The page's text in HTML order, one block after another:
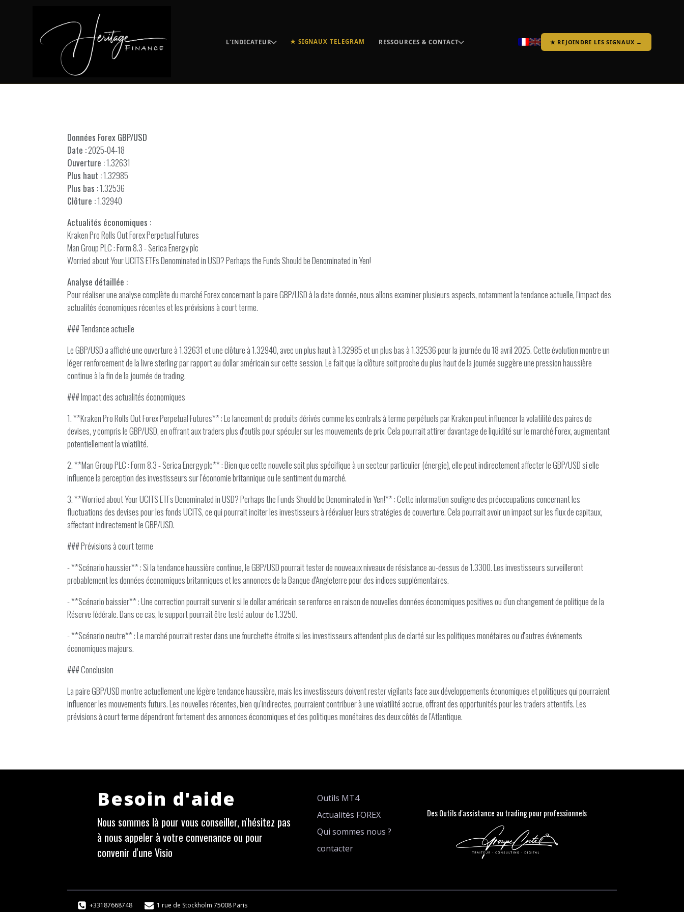
L'INDICATEUR ★ SIGNAUX TELEGRAM RESSOURCES & CONTACT ★ REJOINDRE LES SIGNAUX →
Données Forex GBP/USD
Date :2025-04-18
Ouverture :1.32631
Plus haut :1.32985
Plus bas :1.32536
Clôture :1.32940
Actualités économiques :
Kraken Pro Rolls Out Forex Perpetual Futures
Man Group PLC : Form 8.3 - Serica Energy plc
Worried about Your UCITS ETFs Denominated in USD? Perhaps the Funds Should be Denominated in Yen!
Analyse détaillée :
Pour réaliser une analyse complète du marché Forex concernant la paire GBP/USD à la date donnée, nous allons examiner plusieurs aspects, notamment la tendance actuelle, l'impact des
actualités économiques récentes et les prévisions à court terme.
### Tendance actuelle
Le GBP/USD a affiché une ouverture à 1.32631 et une clôture à 1.32940, avec un plus haut à 1.32985 et un plus bas à 1.32536 pour la journée du 18 avril 2025. Cette évolution montre un
léger renforcement de la livre sterling par rapport au dollar américain sur cette session. Le fait que la clôture soit proche du plus haut de la journée suggère une pression haussière
continue à la fin de la journée de trading.
### Impact des actualités économiques
1. **Kraken Pro Rolls Out Forex Perpetual Futures** : Le lancement de produits dérivés comme les contrats à terme perpétuels par Kraken peut influencer la volatilité des paires de
devises, y compris le GBP/USD, en offrant aux traders plus d'outils pour spéculer sur les mouvements de prix. Cela pourrait attirer davantage de liquidité sur le marché Forex, augmentant
potentiellement la volatilité.
2. **Man Group PLC : Form 8.3 - Serica Energy plc** : Bien que cette nouvelle soit plus spécifique à un secteur particulier (énergie), elle peut indirectement affecter le GBP/USD si elle
influence la perception des investisseurs sur l'économie britannique ou le sentiment du marché.
3. **Worried about Your UCITS ETFs Denominated in USD? Perhaps the Funds Should be Denominated in Yen!** : Cette information souligne des préoccupations concernant les
fluctuations des devises pour les fonds UCITS, ce qui pourrait inciter les investisseurs à réévaluer leurs stratégies de couverture. Cela pourrait avoir un impact sur les flux de capitaux,
affectant indirectement le GBP/USD.
### Prévisions à court terme
- **Scénario haussier** : Si la tendance haussière continue, le GBP/USD pourrait tester de nouveaux niveaux de résistance au-dessus de 1.3300. Les investisseurs surveilleront
probablement les données économiques britanniques et les annonces de la Banque d'Angleterre pour des indices supplémentaires.
- **Scénario baissier** : Une correction pourrait survenir si le dollar américain se renforce en raison de nouvelles données économiques positives ou d'un changement de politique de la
Réserve fédérale. Dans ce cas, le support pourrait être testé autour de 1.3250.
- **Scénario neutre** : Le marché pourrait rester dans une fourchette étroite si les investisseurs attendent plus de clarté sur les politiques monétaires ou d'autres événements
économiques majeurs.
### Conclusion
La paire GBP/USD montre actuellement une légère tendance haussière, mais les investisseurs doivent rester vigilants face aux développements économiques et politiques qui pourraient
influencer les mouvements futurs. Les nouvelles récentes, bien qu'indirectes, pourraient contribuer à une volatilité accrue, offrant des opportunités pour les traders attentifs. Les
prévisions à court terme dépendront fortement des annonces économiques et des politiques monétaires des deux côtés de l'Atlantique.
Besoin d'aide
Nous sommes là pour vous conseiller, n'hésitez pas
à nous appeler à votre convenance ou pour
convenir d'une Visio
Outils MT4
Actualités FOREX
Qui sommes nous ?
contacter
Des Outils d'assistance au trading pour professionnels
+33187668748 1 rue de Stockholm 75008 Paris